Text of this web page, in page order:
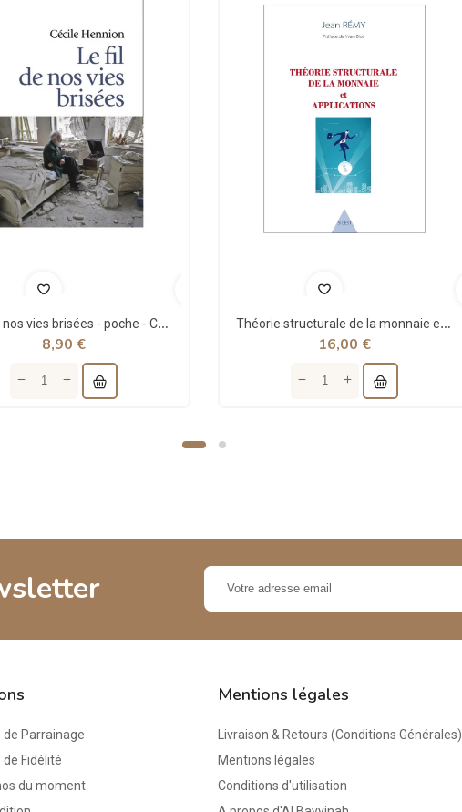
Le fil de nos vies brisées - poche - Cécile Hennion - Points
8,90 €
Théorie structurale de la monnaie et applications - Jean Rémy - Sigest
16,00 €
Parrainage
Fidélité
du moment
Mentions légales
Livraison & Retours (Conditions Générales)
Mentions légales
Conditions d'utilisation